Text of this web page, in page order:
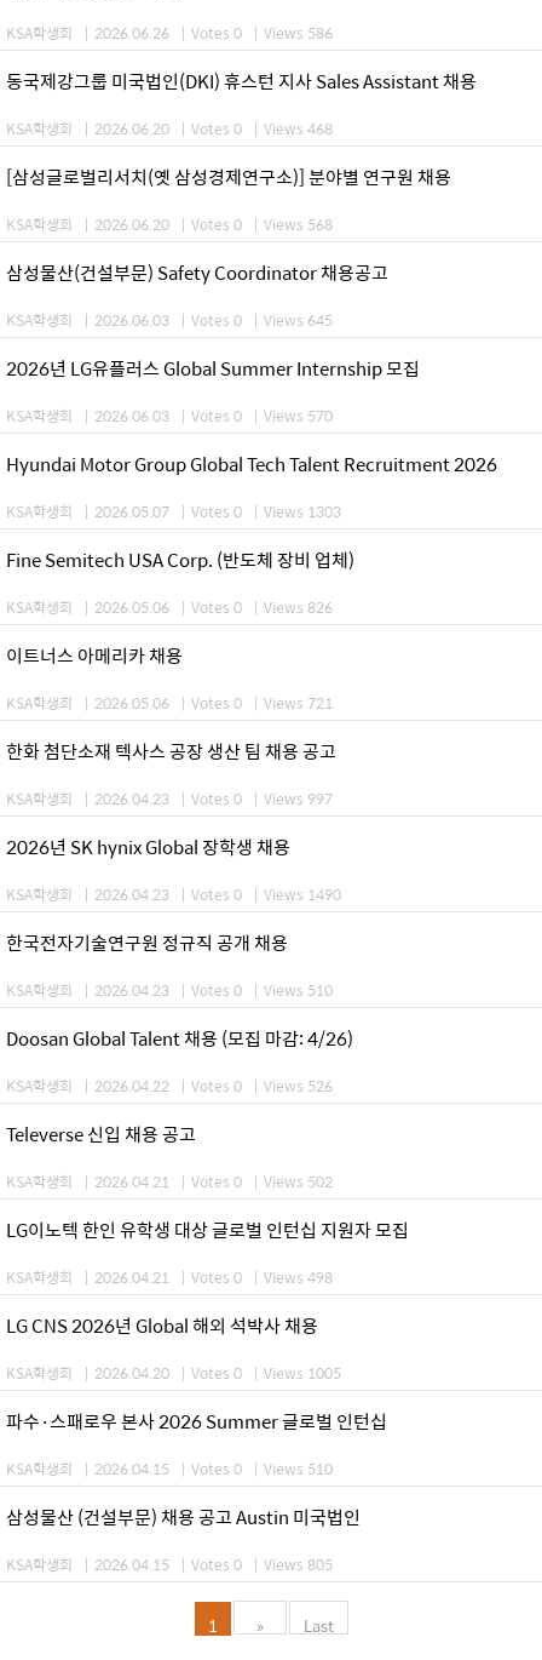
KSA학생회 | 2026.06.26 | Votes 0 | Views 586
동국제강그룹 미국법인(DKI) 휴스턴 지사 Sales Assistant 채용
KSA학생회 | 2026.06.20 | Votes 0 | Views 468
[삼성글로벌리서치(옛 삼성경제연구소)] 분야별 연구원 채용
KSA학생회 | 2026.06.20 | Votes 0 | Views 568
삼성물산(건설부문) Safety Coordinator 채용공고
KSA학생회 | 2026.06.03 | Votes 0 | Views 645
2026년 LG유플러스 Global Summer Internship 모집
KSA학생회 | 2026.06.03 | Votes 0 | Views 570
Hyundai Motor Group Global Tech Talent Recruitment 2026
KSA학생회 | 2026.05.07 | Votes 0 | Views 1303
Fine Semitech USA Corp. (반도체 장비 업체)
KSA학생회 | 2026.05.06 | Votes 0 | Views 826
이트너스 아메리카 채용
KSA학생회 | 2026.05.06 | Votes 0 | Views 721
한화 첨단소재 텍사스 공장 생산 팀 채용 공고
KSA학생회 | 2026.04.23 | Votes 0 | Views 997
2026년 SK hynix Global 장학생 채용
KSA학생회 | 2026.04.23 | Votes 0 | Views 1490
한국전자기술연구원 정규직 공개 채용
KSA학생회 | 2026.04.23 | Votes 0 | Views 510
Doosan Global Talent 채용 (모집 마감: 4/26)
KSA학생회 | 2026.04.22 | Votes 0 | Views 526
Televerse 신입 채용 공고
KSA학생회 | 2026.04.21 | Votes 0 | Views 502
LG이노텍 한인 유학생 대상 글로벌 인턴십 지원자 모집
KSA학생회 | 2026.04.21 | Votes 0 | Views 498
LG CNS 2026년 Global 해외 석박사 채용
KSA학생회 | 2026.04.20 | Votes 0 | Views 1005
파수·스패로우 본사 2026 Summer 글로벌 인턴십
KSA학생회 | 2026.04.15 | Votes 0 | Views 510
삼성물산 (건설부문) 채용 공고 Austin 미국법인
KSA학생회 | 2026.04.15 | Votes 0 | Views 805
1 » Last